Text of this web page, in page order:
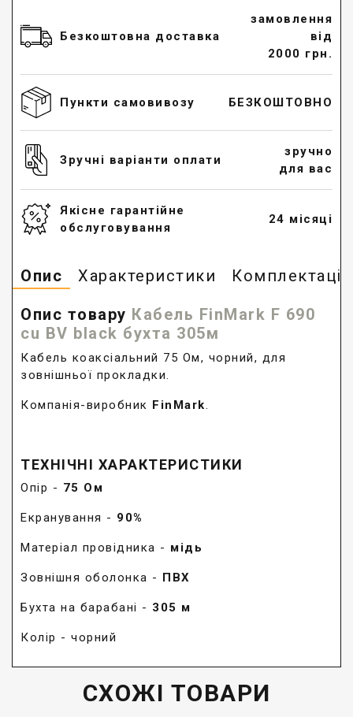
Опис Характеристики Комплектація
Опис товару Кабель FinMark F 690
cu BV black бухта 305м
Кабель коаксіальний 75 Ом, чорний, для
зовнішньої прокладки.
Компанія-виробник FinMark.
ТЕХНІЧНІ ХАРАКТЕРИСТИКИ
Опір - 75 Ом
Екранування - 90%
Матеріал провідника - мідь
Зовнішня оболонка - ПВХ
Бухта на барабані - 305 м
Колір - чорний
Безкоштовна доставка
замовлення
від
2000 грн.
Пункти самовивозу БЕЗКОШТОВНО
Зручні варіанти оплати
зручно
для вас
Якісне гарантійне
обслуговування
24 місяці
СХОЖІ ТОВАРИ